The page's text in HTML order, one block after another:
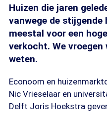
Huizen die jaren
vanwege de stijgende
meestal voor een
verkocht. We
weten.
Econoom en
Nic Vrieselaar en
Delft Joris Hoekstra